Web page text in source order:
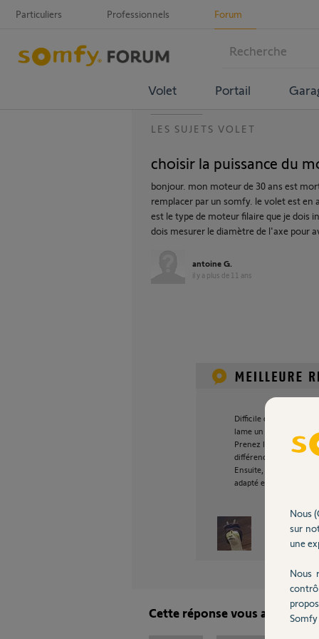
Particuliers Professionnels Forum
Volet Portail
LES SUJETS VOLET
choisir la puissance du
bonjour. mon moteur de 30 ans est
remplacer par un somfy. le volet est en
est le type de moteur filaire que je dois
dois mesurer le diamètre de l'axe pour
antoine G.
il y a plus de 11 ans
Difficile d'être précis
lame un MARINER
Prenez le VECTRAN
différence doit être
Ensuite, oui, le
adapté et il vous
Cette réponse vous a-t-elle
Nous
sur
une
Nous